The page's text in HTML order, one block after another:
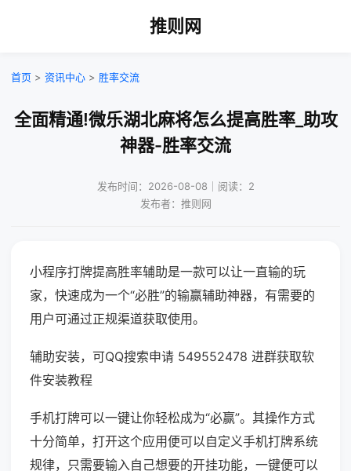
推则网
首页 > 资讯中心 > 胜率交流
全面精通!微乐湖北麻将怎么提高胜率_助攻
神器-胜率交流
发布时间：2026-08-08｜阅读：2
发布者：推则网
小程序打牌提高胜率辅助是一款可以让一直输的玩
家，快速成为一个“必胜”的输赢辅助神器，有需要的
用户可通过正规渠道获取使用。
辅助安装，可QQ搜索申请 549552478 进群获取软
件安装教程
手机打牌可以一键让你轻松成为“必赢”。其操作方式
十分简单，打开这个应用便可以自定义手机打牌系统
规律，只需要输入自己想要的开挂功能，一键便可以